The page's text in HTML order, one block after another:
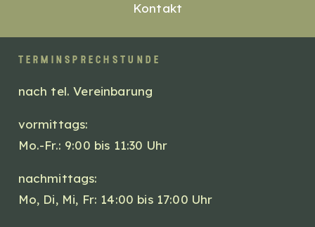
Kontakt
terminsprechstunde
nach tel. Vereinbarung
vormittags:
Mo.-Fr.: 9:00 bis 11:30 Uhr
nachmittags:
Mo, Di, Mi, Fr: 14:00 bis 17:00 Uhr